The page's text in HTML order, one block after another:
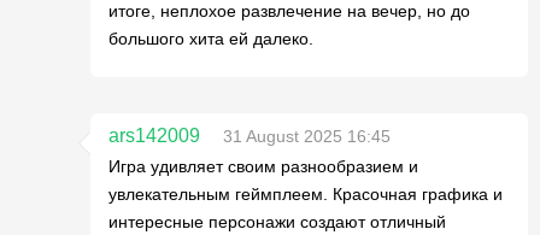
итоге, неплохое развлечение на вечер, но до
большого хита ей далеко.
ars142009
31 August 2025 16:45
Игра удивляет своим разнообразием и
увлекательным геймплеем. Красочная графика и
интересные персонажи создают отличный